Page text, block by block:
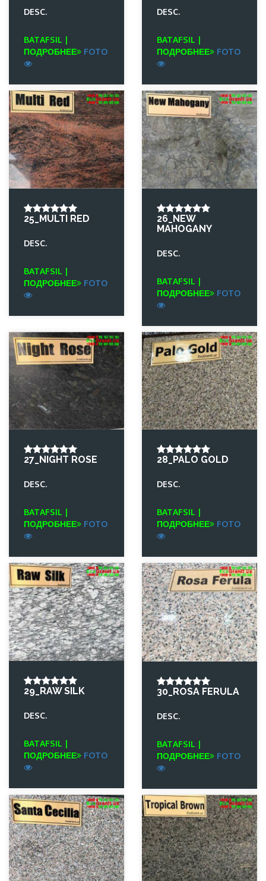
DESC.
BATAFSIL |
ПОДРОБНЕЕ
FOTO
DESC.
BATAFSIL |
ПОДРОБНЕЕ
FOTO
25_MULTI RED
DESC.
BATAFSIL |
ПОДРОБНЕЕ
FOTO
26_NEW
MAHOGANY
DESC.
BATAFSIL |
ПОДРОБНЕЕ
FOTO
27_NIGHT ROSE
DESC.
BATAFSIL |
ПОДРОБНЕЕ
FOTO
28_PALO GOLD
DESC.
BATAFSIL |
ПОДРОБНЕЕ
FOTO
29_RAW SILK
DESC.
BATAFSIL |
ПОДРОБНЕЕ
FOTO
30_ROSA FERULA
DESC.
BATAFSIL |
ПОДРОБНЕЕ
FOTO